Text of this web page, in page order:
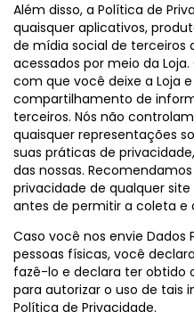
Além disso, a Política de
quaisquer aplicativos,
de mídia social de terceiros
acessados por meio da
com que você deixe a Loja
compartilhamento de
terceiros. Nós não
quaisquer representações
suas práticas de
das nossas.
privacidade de qualquer
antes de permitir a coleta e
Caso você nos envie Dados
pessoas físicas, você
fazê-lo e declara ter obtido
para autorizar o uso de tais
Política de Privacidade.